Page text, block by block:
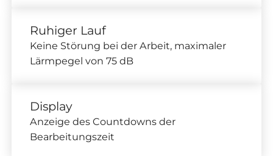
Ruhiger Lauf
Keine Störung bei der Arbeit, maximaler
Lärmpegel von 75 dB
Display
Anzeige des Countdowns der
Bearbeitungszeit